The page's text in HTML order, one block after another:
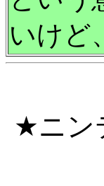
いけど
★ニン